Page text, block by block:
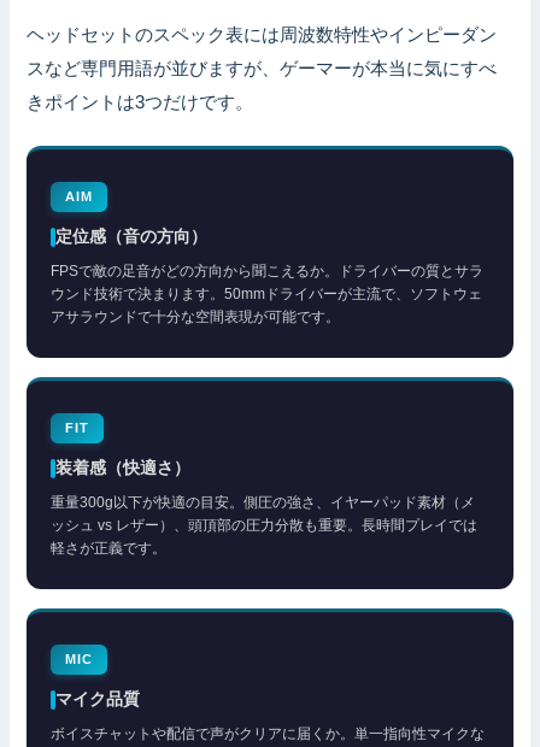
ヘッドセットのスペック表には周波数特性やインピーダン
スなど専門用語が並びますが、ゲーマーが本当に気にすべ
きポイントは3つだけです。
AIM
定位感（音の方向）
FPSで敵の足音がどの方向から聞こえるか。ドライバーの質とサラ
ウンド技術で決まります。50mmドライバーが主流で、ソフトウェ
アサラウンドで十分な空間表現が可能です。
FIT
装着感（快適さ）
重量300g以下が快適の目安。側圧の強さ、イヤーパッド素材（メ
ッシュ vs レザー）、頭頂部の圧力分散も重要。長時間プレイでは
軽さが正義です。
MIC
マイク品質
ボイスチャットや配信で声がクリアに届くか。単一指向性マイクな